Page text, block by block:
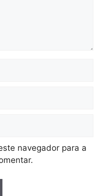
navegador para a